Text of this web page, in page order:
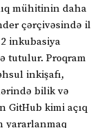
mühitinin daha
çərçivəsində il
inkubasiya
tutulur. Proqram
inkişafı,
bilik və
GitHub kimi açıq
yararlanmaq